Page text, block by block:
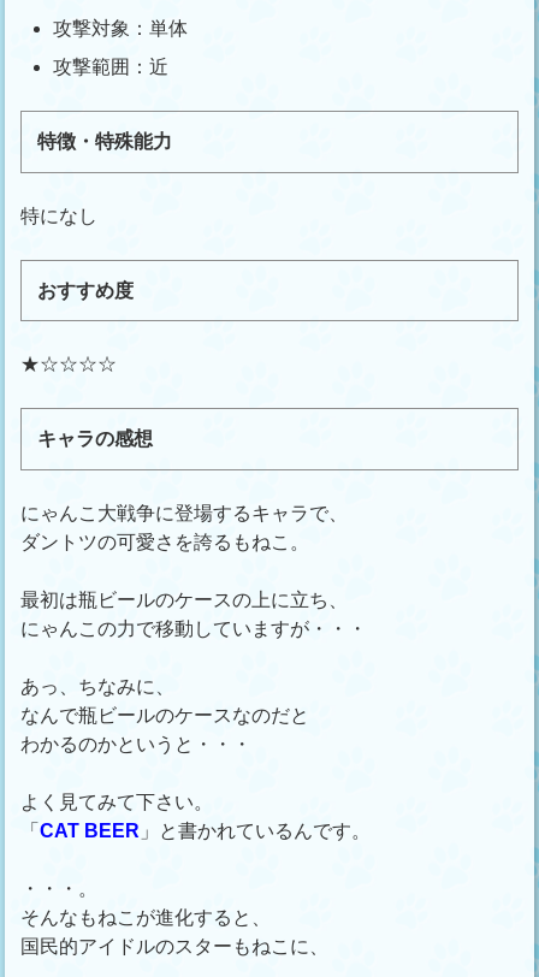
攻撃対象：単体
攻撃範囲：近
特徴・特殊能力
特になし
おすすめ度
★☆☆☆☆
キャラの感想
にゃんこ大戦争に登場するキャラで、
ダントツの可愛さを誇るもねこ。
最初は瓶ビールのケースの上に立ち、
にゃんこの力で移動していますが・・・
あっ、ちなみに、
なんで瓶ビールのケースなのだと
わかるのかというと・・・
よく見てみて下さい。
「CAT BEER 」と書かれているんです。
・・・。
そんなもねこが進化すると、
国民的アイドルのスターもねこに、